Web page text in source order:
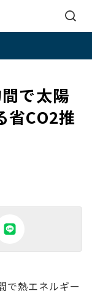
で太陽
省CO2推
で熱エネルギー